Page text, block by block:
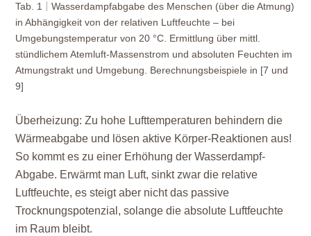
Tab. 1
Wasserdampfabgabe des Menschen (über die Atmung)
in Abhängigkeit von der relativen Luftfeuchte – bei
Umgebungstemperatur von 20 °C. Ermittlung über mittl.
stündlichem Atemluft-Massenstrom und absoluten Feuchten im
Atmungstrakt und Umgebung. Berechnungsbeispiele in [7 und
9]
Überheizung: Zu hohe Lufttemperaturen behindern die
Wärmeabgabe und lösen aktive Körper-Reaktionen aus!
So kommt es zu einer Erhöhung der Wasserdampf-
Abgabe. Erwärmt man Luft, sinkt zwar die relative
Luftfeuchte, es steigt aber nicht das passive
Trocknungspotenzial, solange die absolute Luftfeuchte
im Raum bleibt.